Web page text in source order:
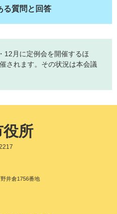
る質問と回答
12月に定例会を開催するほ
されます。その状況は本会議
役所
井倉1756番地